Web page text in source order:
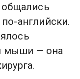
общались
английски.
мыши — она